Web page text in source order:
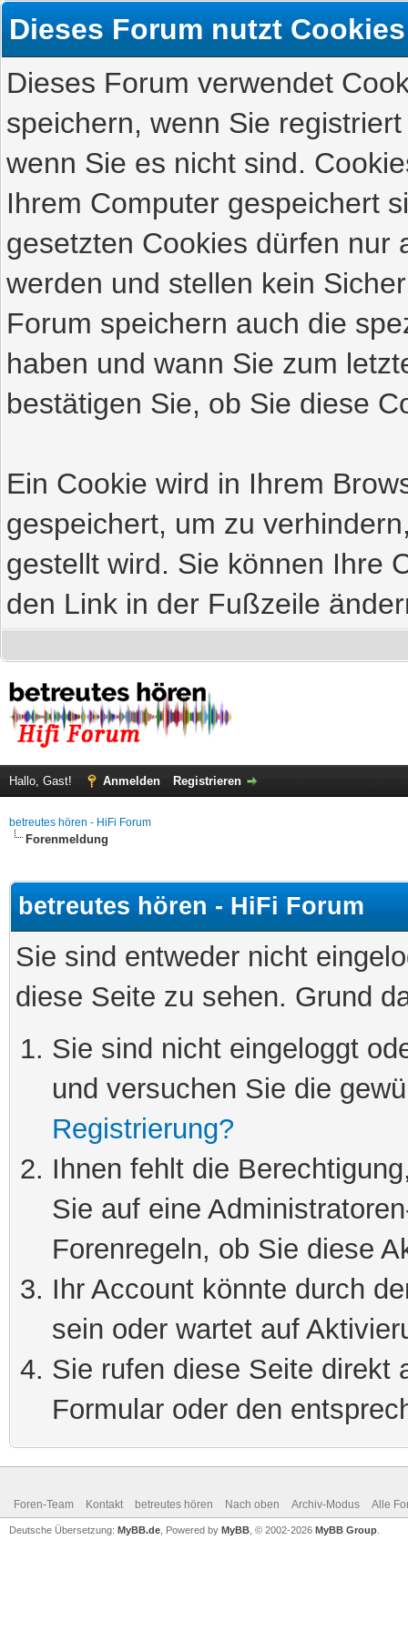
Dieses Forum nutzt Cookies
Dieses Forum verwendet
speichern, wenn Sie
wenn Sie es nicht sind.
Ihrem Computer gespeichert
gesetzten Cookies dürfen nur
werden und stellen kein
Forum speichern auch die
haben und wann Sie zum
bestätigen Sie, ob Sie diese
Ein Cookie wird in Ihrem
gespeichert, um zu
gestellt wird. Sie können Ihre
den Link in der Fußzeile
Hallo, Gast! Anmelden Registrieren
betreutes hören - HiFi Forum
Forenmeldung
betreutes hören - HiFi Forum
Sie sind entweder nicht
diese Seite zu sehen. Grund
Sie sind nicht eingeloggt
und versuchen Sie die
Registrierung?
Ihnen fehlt die
Sie auf eine
Forenregeln, ob Sie diese
Ihr Account könnte durch
sein oder wartet auf
Sie rufen diese Seite direkt
Formular oder den
Foren-Team Kontakt betreutes hören Nach oben Archiv-Modus Alle
Deutsche Übersetzung: MyBB.de , Powered by MyBB , © 2002-2026 MyBB Group